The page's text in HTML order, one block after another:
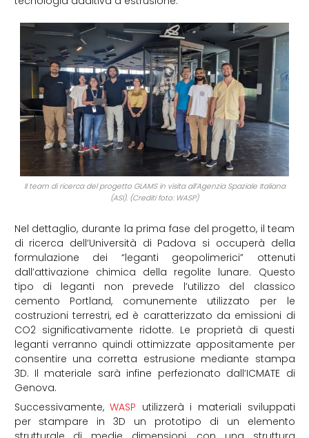
Il team di ricerca del progetto GLAMS in visita all’Agenzia Spaziale Italiana
(ASI). (Crediti foto: WASP)
Nel dettaglio, durante la prima fase del progetto, il team
di ricerca dell’Università di Padova si occuperà della
formulazione dei “leganti geopolimerici” ottenuti
dall’attivazione chimica della regolite lunare. Questo
tipo di leganti non prevede l’utilizzo del classico
cemento Portland, comunemente utilizzato per le
costruzioni terrestri, ed è caratterizzato da emissioni di
CO2 significativamente ridotte. Le proprietà di questi
leganti verranno quindi ottimizzate appositamente per
consentire una corretta estrusione mediante stampa
3D. Il materiale sarà infine perfezionato dall’ICMATE di
Genova.
Successivamente,WASP utilizzerà i materiali sviluppati
per stampare in 3D un prototipo di un elemento